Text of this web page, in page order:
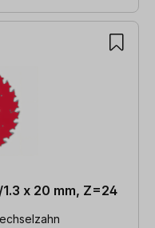
x 20 mm, Z=24